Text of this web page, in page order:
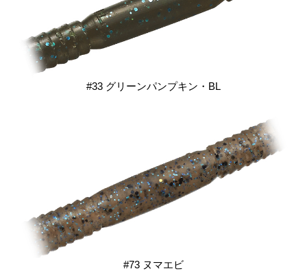
#33 グリーンパンプキン・BL
#73 ヌマエビ